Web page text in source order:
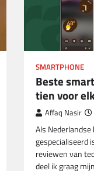
SMARTPHONE
Beste
tien voor
Affaq Nasir
Als Nederlandse
gespecialiseerd
reviewen van
deel ik graag